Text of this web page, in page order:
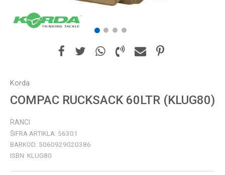
1 2 3 4
Korda
COMPAC RUCKSACK 60LTR (KLUG80)
RANCI
ŠIFRA ARTIKLA: 56301
BARKOD: 5060929020386
ISBN: KLUG80